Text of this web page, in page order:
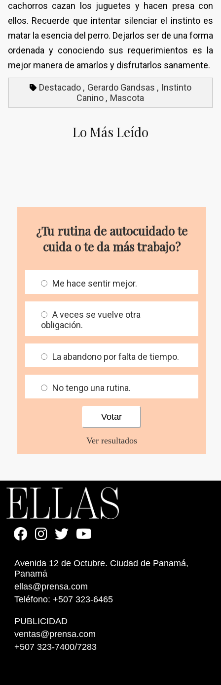
cachorros cazan los juguetes y hacen presa con
ellos. Recuerde que intentar silenciar el instinto es
matar la esencia del perro. Dejarlos ser de una forma
ordenada y conociendo sus requerimientos es la
mejor manera de amarlos y disfrutarlos sanamente.
Destacado Gerardo Gandsas
Instinto
Canino
Mascota
Lo Más Leído
¿Tu rutina de autocuidado te
cuida o te da más trabajo?
Me hace sentir mejor.
A veces se vuelve otra
obligación.
La abandono por falta de tiempo.
No tengo una rutina.
Ver resultados
Avenida 12 de Octubre. Ciudad de Panamá,
Panamá
ellas@prensa.com
Teléfono: +507 323-6465
PUBLICIDAD
ventas@prensa.com
+507 323-7400/7283